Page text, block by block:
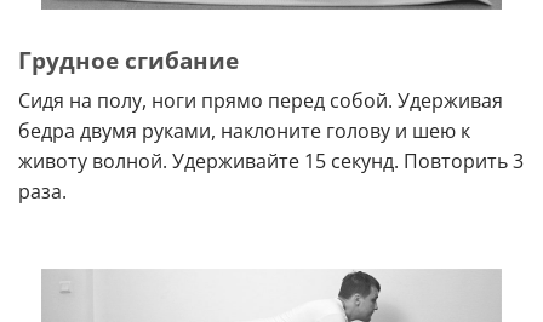
Грудное сгибание
Сидя на полу, ноги прямо перед собой. Удерживая
бедра двумя руками, наклоните голову и шею к
животу волной. Удерживайте 15 секунд. Повторить 3
раза.